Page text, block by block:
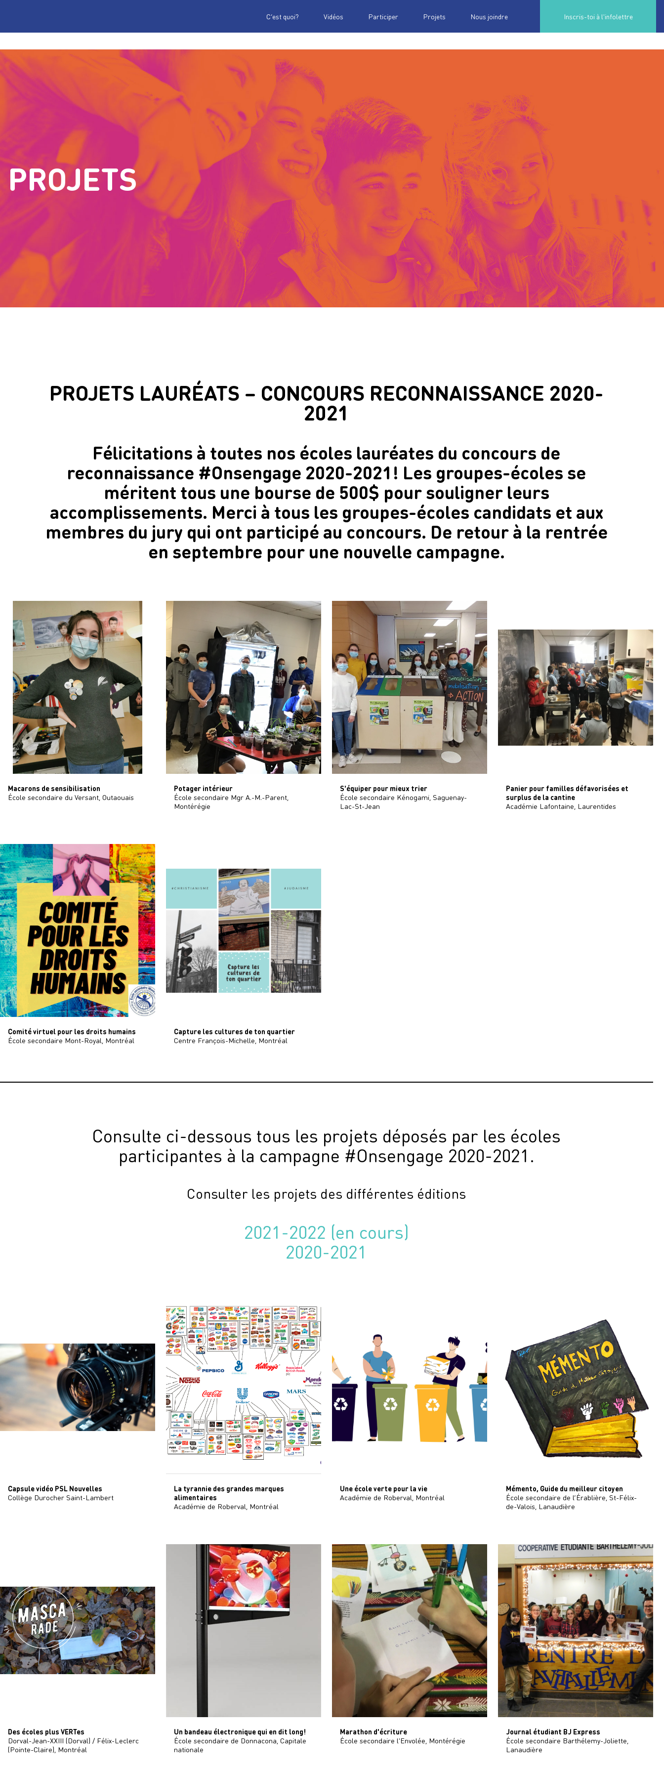
C’est quoi? Vidéos Participer Projets Nous joindre Inscris-toi à l'infolettre
PROJETS
PROJETS LAURÉATS – CONCOURS RECONNAISSANCE 2020-
2021
Félicitations à toutes nos écoles lauréates du concours de
reconnaissance #Onsengage 2020-2021! Les groupes-écoles se
méritent tous une bourse de 500$ pour souligner leurs
accomplissements. Merci à tous les groupes-écoles candidats et aux
membres du jury qui ont participé au concours. De retour à la rentrée
en septembre pour une nouvelle campagne.
Macarons de sensibilisation
École secondaire du Versant, Outaouais
Potager intérieur
École secondaire Mgr A.-M.-Parent,
Montérégie
S'équiper pour mieux trier
École secondaire Kénogami, Saguenay-
Lac-St-Jean
Panier pour familles défavorisées et
surplus de la cantine
Académie Lafontaine, Laurentides
Comité virtuel pour les droits humains
École secondaire Mont-Royal, Montréal
Capture les cultures de ton quartier
Centre François-Michelle, Montréal
Consulte ci-dessous tous les projets déposés par les écoles
participantes à la campagne #Onsengage 2020-2021.
Consulter les projets des différentes éditions
2021-2022 (en cours)
2020-2021
Capsule vidéo PSL Nouvelles
Collège Durocher Saint-Lambert
La tyrannie des grandes marques
alimentaires
Académie de Roberval, Montréal
Une école verte pour la vie
Académie de Roberval, Montréal
Mémento, Guide du meilleur citoyen
École secondaire de l’Érablière, St-Félix-
de-Valois, Lanaudière
Des écoles plus VERTes
Dorval-Jean-XXIII (Dorval) / Félix-Leclerc
(Pointe-Claire), Montréal
Un bandeau électronique qui en dit long!
École secondaire de Donnacona, Capitale
nationale
Marathon d'écriture
École secondaire l'Envolée, Montérégie
Journal étudiant BJ Express
École secondaire Barthélemy-Joliette,
Lanaudière